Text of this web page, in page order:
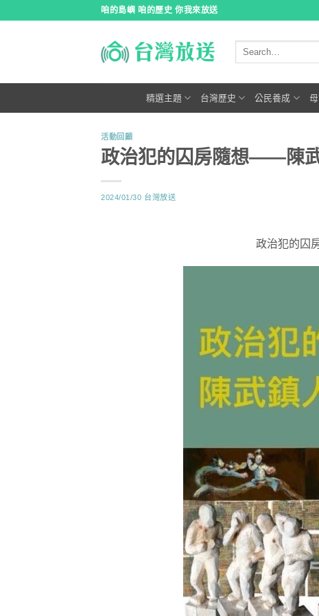
咱的島嶼 咱的歷史 你我來放送
精選主題 台灣歷史 公民養成
活動回顧
政治犯的囚房隨想——陳
2024/01/30 台灣放送
政治犯的囚